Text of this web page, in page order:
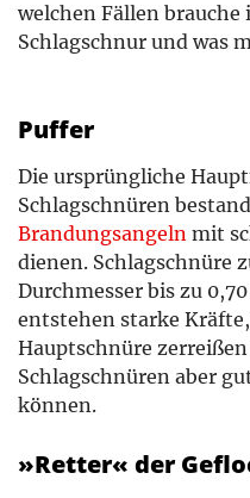
welchen Fällen brauche
Schlagschnur und was
Puffer
Die ursprüngliche
Schlagschnüren
Brandungsangeln mit
dienen. Schlagschnüre
Durchmesser bis zu
entstehen starke
Hauptschnüre
Schlagschnüren aber
können.
»Retter« der